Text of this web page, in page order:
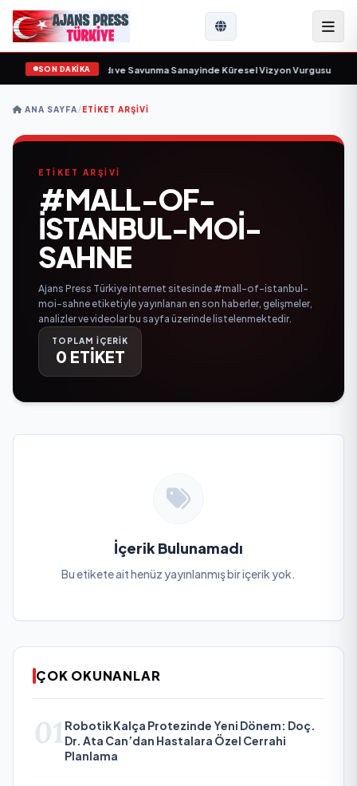
SON DAKİKA
Kurulunu Açıkladı ve Savunma Sanayinde Küresel Vizyon Vurgusu•
ANA SAYFA/ETIKET ARŞIVI
ETİKET ARŞİVİ
#MALL-OF-
ISTANBUL-MOI-
SAHNE
Ajans Press Türkiye internet sitesinde #mall-of-istanbul-
moi-sahne etiketiyle yayınlanan en son haberler, gelişmeler,
analizler ve videolar bu sayfa üzerinde listelenmektedir.
TOPLAM İÇERİK
0 ETİKET
İçerik Bulunamadı
Bu etikete ait henüz yayınlanmış bir içerik yok.
ÇOK OKUNANLAR
01 Robotik Kalça Protezinde Yeni Dönem: Doç.
Dr. Ata Can’dan Hastalara Özel Cerrahi
Planlama